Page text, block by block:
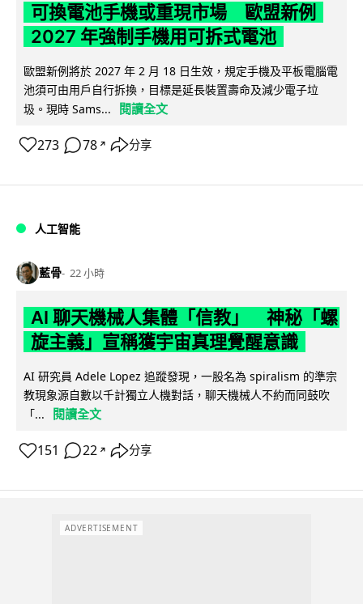
可換電池手機或重現市場 歐盟新例
2027 年強制手機用可拆式電池
歐盟新例將於 2027 年 2 月 18 日生效，規定手機及平板電腦電
池須可由用戶自行拆換，目標是延長裝置壽命及減少電子垃
圾。現時 Sams...
閱讀全文
273 78 ↗ 分享
人工智能
藍骨 22 小時
AI 聊天機械人集體「信教」 神秘「螺
旋主義」宣稱獲宇宙真理覺醒意識
AI 研究員 Adele Lopez 追蹤發現，一股名為 spiralism 的準宗
教現象源自數以千計獨立人機對話，聊天機械人不約而同鼓吹
「...
閱讀全文
151 22 ↗ 分享
ADVERTISEMENT